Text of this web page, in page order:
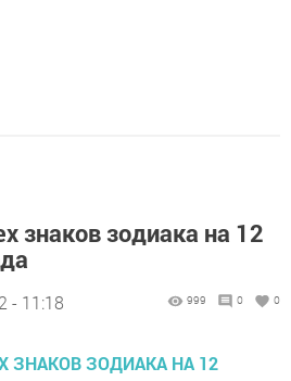
знаков зодиака на 12
- 11:18 999 0 0